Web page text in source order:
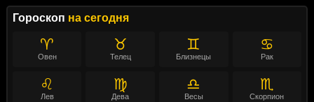
Гороскоп на сегодня
♈
Овен
♉
Телец
♊
Близнецы
♋
Рак
♌
Лев
♍
Дева
♎
Весы
♏
Скорпион